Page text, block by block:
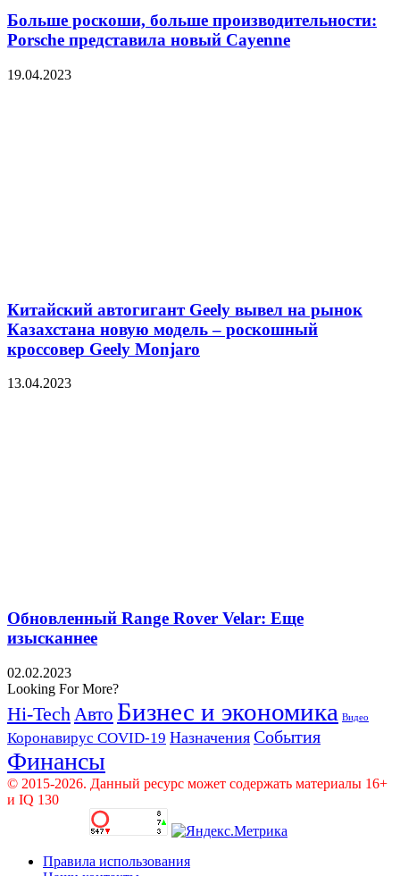
Больше роскоши, больше производительности:
Porsche представила новый Cayenne
19.04.2023
Китайский автогигант Geely вывел на рынок
Казахстана новую модель – роскошный
кроссовер Geely Monjaro
13.04.2023
Обновленный Range Rover Velar: Еще
изысканнее
02.02.2023
Looking For More?
Hi-Tech Авто Бизнес и экономика Видео
Коронавирус COVID-19 Назначения События
Финансы
© 2015-2026. Данный ресурс может содержать материалы 16+
и IQ 130
Правила использования